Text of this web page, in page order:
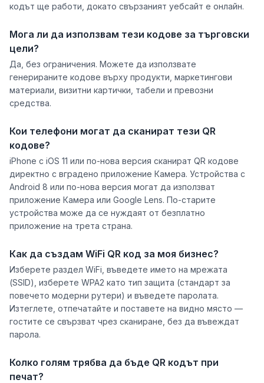
кодът ще работи, докато свързаният уебсайт е онлайн.
Мога ли да използвам тези кодове за търговски
цели?
Да, без ограничения. Можете да използвате
генерираните кодове върху продукти, маркетингови
материали, визитни картички, табели и превозни
средства.
Кои телефони могат да сканират тези QR
кодове?
iPhone с iOS 11 или по-нова версия сканират QR кодове
директно с вградено приложение Камера. Устройства с
Android 8 или по-нова версия могат да използват
приложение Камера или Google Lens. По-старите
устройства може да се нуждаят от безплатно
приложение на трета страна.
Как да създам WiFi QR код за моя бизнес?
Изберете раздел WiFi, въведете името на мрежата
(SSID), изберете WPA2 като тип защита (стандарт за
повечето модерни рутери) и въведете паролата.
Изтеглете, отпечатайте и поставете на видно място —
гостите се свързват чрез сканиране, без да въвеждат
парола.
Колко голям трябва да бъде QR кодът при
печат?